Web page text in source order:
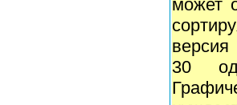
может
версия
30